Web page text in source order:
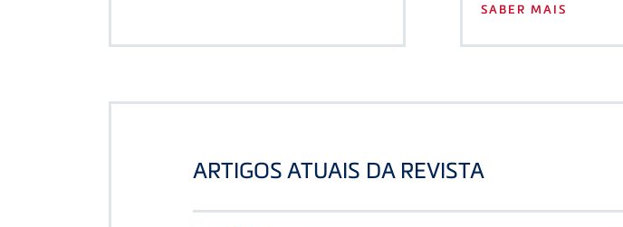
SABER MAIS
ARTIGOS ATUAIS DA REVISTA